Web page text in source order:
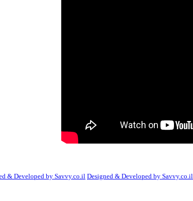
& Developed by Savvy.co.il Designed & Developed by Savvy.co.il